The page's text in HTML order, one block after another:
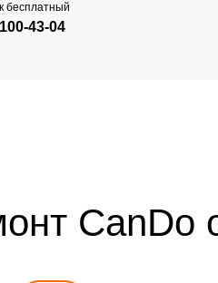
бесплатный
43-04
CanDo